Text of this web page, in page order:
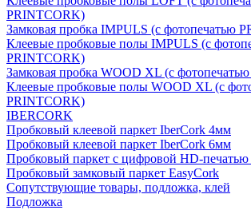
PRINTCORK)
Замковая пробка IMPULS (с фотопечатью
Клеевые пробковые полы IMPULS (с
PRINTCORK)
Замковая пробка WOOD XL (с
Клеевые пробковые полы WOOD XL (с
PRINTCORK)
IBERCORK
Пробковый клеевой паркет IberCork 4мм
Пробковый клеевой паркет IberCork 6мм
Пробковый паркет с цифровой HD-
Пробковый замковый паркет EasyCork
Сопутствующие товары, подложка, клей
Подложка